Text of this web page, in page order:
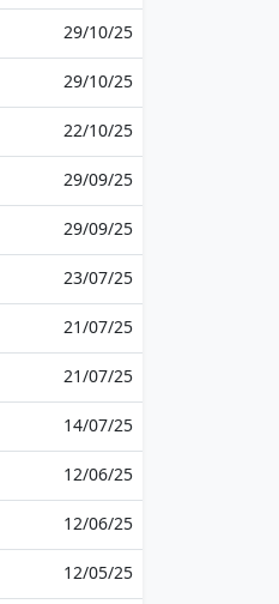
29/10/25
29/10/25
22/10/25
29/09/25
29/09/25
23/07/25
21/07/25
21/07/25
14/07/25
12/06/25
12/06/25
12/05/25